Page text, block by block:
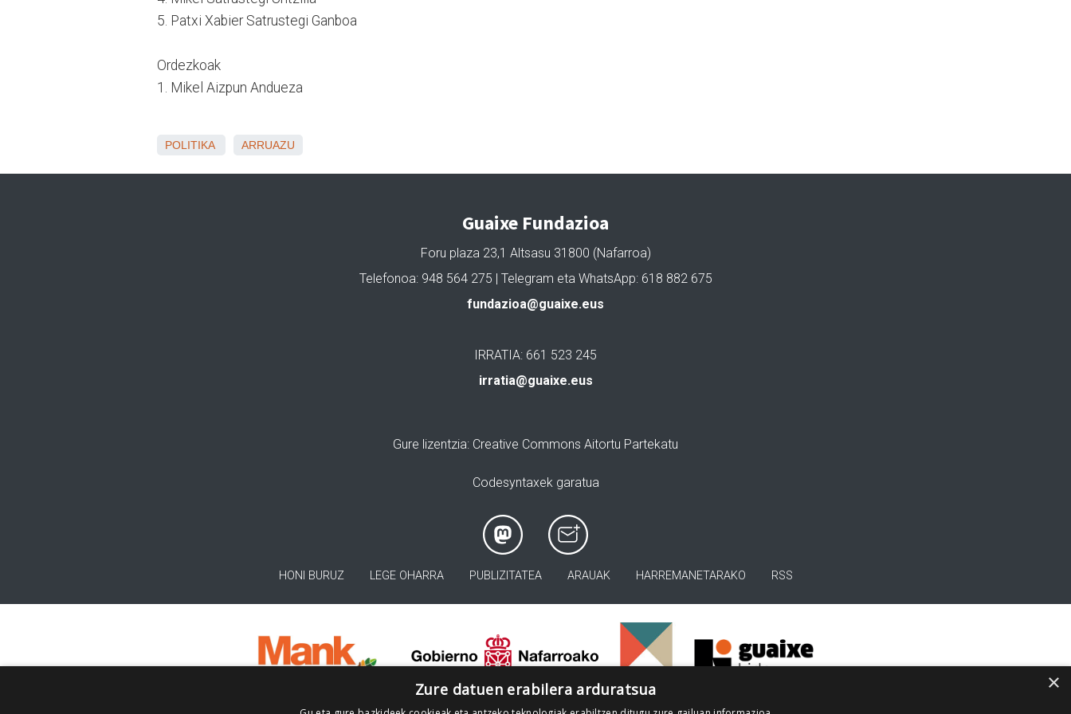
5. Patxi Xabier Satrustegi Ganboa
Ordezkoak
1. Mikel Aizpun Andueza
POLITIKA ARRUAZU
Guaixe Fundazioa
Foru plaza 23,1 Altsasu 31800 (Nafarroa)
Telefonoa: 948 564 275 | Telegram eta WhatsApp: 618 882 675
fundazioa@guaixe.eus
IRRATIA: 661 523 245
irratia@guaixe.eus
Gure lizentzia: Creative Commons Aitortu Partekatu
Codesyntaxek garatua
HONI BURUZ LEGE OHARRA PUBLIZITATEA ARAUAK HARREMANETARAKO RSS
×
Zure datuen erabilera arduratsua